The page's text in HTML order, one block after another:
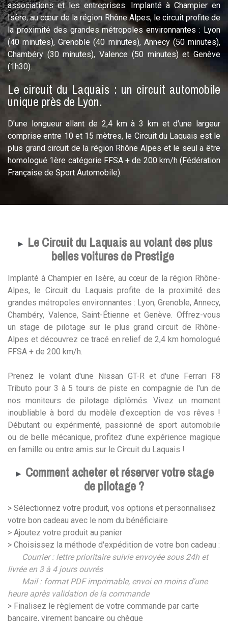
associations et les entreprises. Implanté à Champier en
Isère, au cœur de la région Rhône Alpes, le circuit profite de
la proximité des grandes métropoles environnantes : Lyon
(40 minutes), Grenoble (40 minutes), Annecy (50 minutes),
Chambéry (30 minutes), Valence (50 minutes) et Genève
(1h30).
Le circuit du Laquais : un circuit automobile
unique près de Lyon.
D'une longueur allant de 2,4 km à 3 km et d'une largeur
comprise entre 10 et 15 mètres, le Circuit du Laquais est le
plus grand circuit de la région Rhône Alpes et le seul a être
homologué 1ère catégorie FFSA + de 200 km/h (Fédération
Française de Sport Automobile).
► Le Circuit du Laquais au volant des plus
belles voitures de Prestige
Implanté à Champier en Isère, au cœur de la région Rhône-
Alpes, le Circuit du Laquais profite de la proximité des
grandes métropoles environnantes : Lyon, Grenoble, Annecy,
Chambéry, Valence, Saint-Étienne et Genève. Offrez-vous
un stage de pilotage sur le plus grand circuit de Rhône-
Alpes et découvrez ce tracé en relief de 2,4 km homologué
FFSA + de 200 km/h.
Prenez le volant d'une Nissan GT-R et d'une Ferrari F8
Tributo pour 3 à 5 tours de piste en compagnie de l'un de
nos moniteurs de pilotage diplômés. Vivez un moment
inoubliable à bord du modèle d'exception de vos rêves !
Débutant ou expérimenté, passionné de sport automobile
ou de belle mécanique, profitez d'une expérience magique
en famille ou entre amis sur le Circuit du Laquais !
► Comment acheter et réserver votre stage
de pilotage ?
> Sélectionnez votre produit, vos options et personnalisez
votre bon cadeau avec le nom du bénéficiaire
> Ajoutez votre produit au panier
> Choisissez la méthode d'expédition de votre bon cadeau :
Courrier : lettre prioritaire suivie envoyée sous 24h et
livrée en 3 à 4 jours ouvrés
Mail : format PDF imprimable, envoi en moins d'une
heure après validation de la commande
> Finalisez le règlement de votre commande par carte
bancaire, virement bancaire ou chèque